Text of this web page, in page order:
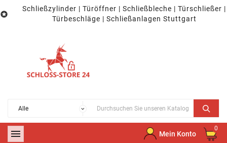

Schließzylinder | Türöffner | Schließbleche | Türschließer |
Türbeschläge | Schließanlagen Stuttgart
 Mein Konto
0